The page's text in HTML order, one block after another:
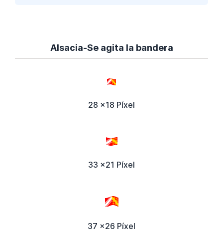
Alsacia-Se agita la bandera
28 x18 Píxel
33 x21 Píxel
37 x26 Píxel